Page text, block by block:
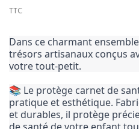
TTC
Dans ce charmant
trésors artisanaux conçus
votre tout-petit.
📚 Le protège carnet de
pratique et esthétique.
et durables, il protège